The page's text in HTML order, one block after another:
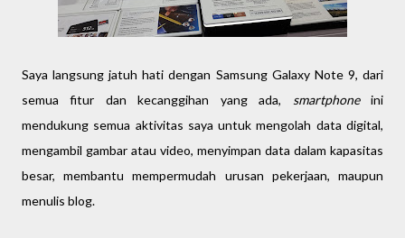
Saya langsung jatuh hati dengan Samsung Galaxy Note 9, dari
semua fitur dan kecanggihan yang ada, smartphoneini
mendukung semua aktivitas saya untuk mengolah data digital,
mengambil gambar atau video, menyimpan data dalam kapasitas
besar, membantu mempermudah urusan pekerjaan, maupun
menulis blog.